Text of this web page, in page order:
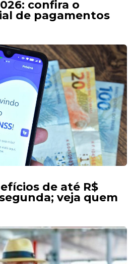
confira o
de pagamentos
de até R$
veja quem